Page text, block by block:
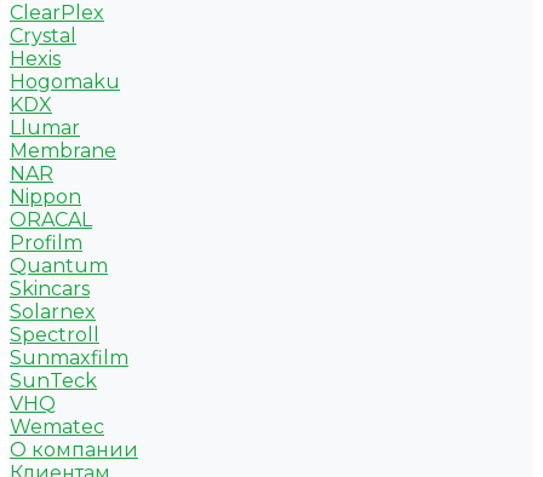
ClearPlex
Crystal
Hexis
Hogomaku
KDX
Llumar
Membrane
NAR
Nippon
ORACAL
Profilm
Quantum
Skincars
Solarnex
Spectroll
Sunmaxfilm
SunTeck
VHQ
Wematec
О компании